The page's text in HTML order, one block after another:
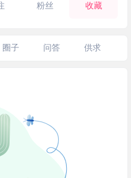
粉丝 收藏
圈子 问答 供求